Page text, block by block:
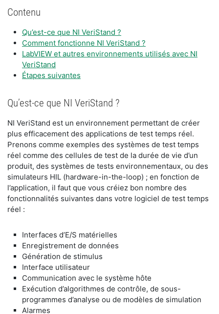
Contenu
Qu’est-ce que NI VeriStand ?
Comment fonctionne NI VeriStand ?
LabVIEW et autres environnements utilisés avec NI
VeriStand
Étapes suivantes
Qu’est-ce que NI VeriStand ?
NI VeriStand est un environnement permettant de créer
plus efficacement des applications de test temps réel.
Prenons comme exemples des systèmes de test temps
réel comme des cellules de test de la durée de vie d’un
produit, des systèmes de tests environnementaux, ou des
simulateurs HIL (hardware-in-the-loop) ; en fonction de
l’application, il faut que vous créiez bon nombre des
fonctionnalités suivantes dans votre logiciel de test temps
réel :
Interfaces d’E/S matérielles
Enregistrement de données
Génération de stimulus
Interface utilisateur
Communication avec le système hôte
Exécution d’algorithmes de contrôle, de sous-
programmes d’analyse ou de modèles de simulation
Alarmes